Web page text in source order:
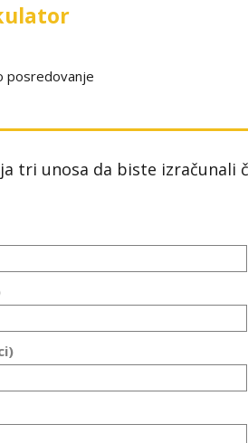
posredovanje
tri unosa da biste izračunali